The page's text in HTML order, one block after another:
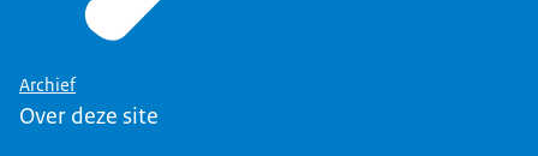
Archief
Over deze site